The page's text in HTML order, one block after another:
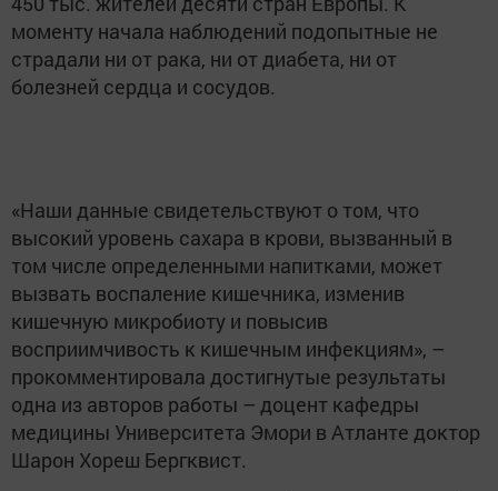
моменту начала наблюдений подопытные не
страдали ни от рака, ни от диабета, ни от
болезней сердца и сосудов.
«Наши данные свидетельствуют о том, что
высокий уровень сахара в крови, вызванный в
том числе определенными напитками, может
вызвать воспаление кишечника, изменив
кишечную микробиоту и повысив
восприимчивость к кишечным инфекциям», –
прокомментировала достигнутые результаты
одна из авторов работы – доцент кафедры
медицины Университета Эмори в Атланте доктор
Шарон Хореш Бергквист.